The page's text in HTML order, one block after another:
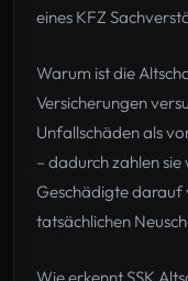
eines KFZ
Warum ist die
Versicherungen
Unfallschäden als
– dadurch zahlen
Geschädigte darauf
tatsächlichen